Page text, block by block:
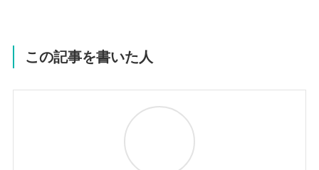
この記事を書いた人